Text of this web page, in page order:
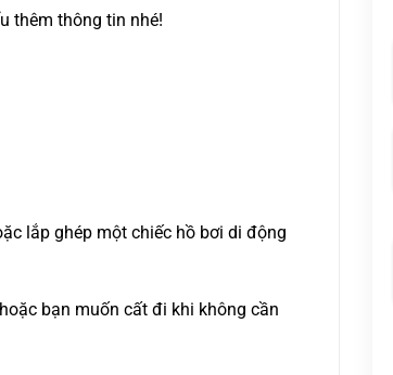
thêm thông tin nhé!
lắp ghép một chiếc hồ bơi di động
bạn muốn cất đi khi không cần